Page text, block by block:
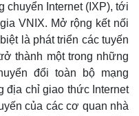
khí
Việt Nam
Phân tích
chuyển Internet (IXP), tới
VNIX. Mở rộng kết nối
là phát triển các tuyến
thành một trong những
đổi toàn bộ mạng
địa chỉ giao thức Internet
của các cơ quan nhà